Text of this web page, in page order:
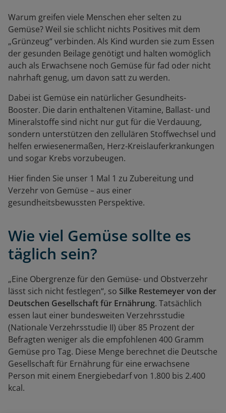
Warum greifen viele Menschen eher selten zu
Gemüse? Weil sie schlicht nichts Positives mit dem
„Grünzeug“ verbinden. Als Kind wurden sie zum Essen
der gesunden Beilage genötigt und halten womöglich
auch als Erwachsene noch Gemüse für fad oder nicht
nahrhaft genug, um davon satt zu werden.
Dabei ist Gemüse ein natürlicher Gesundheits-
Booster. Die darin enthaltenen Vitamine, Ballast- und
Mineralstoffe sind nicht nur gut für die Verdauung,
sondern unterstützen den zellulären Stoffwechsel und
helfen erwiesenermaßen, Herz-Kreislauferkrankungen
und sogar Krebs vorzubeugen.
Hier finden Sie unser 1 Mal 1 zu Zubereitung und
Verzehr von Gemüse – aus einer
gesundheitsbewussten Perspektive.
Wie viel Gemüse sollte es
täglich sein?
„Eine Obergrenze für den Gemüse- und Obstverzehr
lässt sich nicht festlegen“, so Silke Restemeyer von der
Deutschen Gesellschaft für Ernährung. Tatsächlich
essen laut einer bundesweiten Verzehrsstudie
(Nationale Verzehrsstudie II) über 85 Prozent der
Befragten weniger als die empfohlenen 400 Gramm
Gemüse pro Tag. Diese Menge berechnet die Deutsche
Gesellschaft für Ernährung für eine erwachsene
Person mit einem Energiebedarf von 1.800 bis 2.400
kcal.